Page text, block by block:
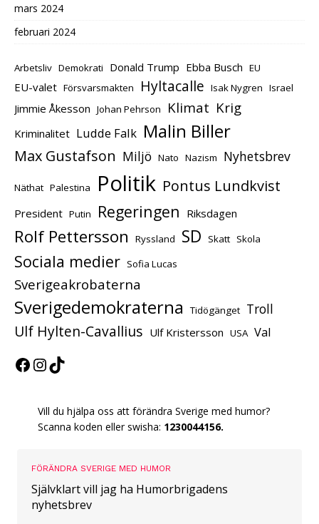
mars 2024
februari 2024
Arbetsliv Demokrati Donald Trump Ebba Busch EU
EU-valet Försvarsmakten Hyltacalle Isak Nygren Israel
Jimmie Åkesson Johan Pehrson Klimat Krig
Kriminalitet Ludde Falk Malin Biller
Max Gustafson Miljö Nato Nazism Nyhetsbrev
Näthat Palestina Politik Pontus Lundkvist
President Putin Regeringen Riksdagen
Rolf Pettersson Ryssland SD Skatt Skola
Sociala medier Sofia Lucas
Sverigeakrobaterna
Sverigedemokraterna Tidögänget Troll
Ulf Hylten-Cavallius Ulf Kristersson USA Val
Vill du hjälpa oss att förändra Sverige med humor?
Scanna koden eller swisha: 1230044156.
FÖRÄNDRA SVERIGE MED HUMOR
Självklart vill jag ha Humorbrigadens
nyhetsbrev